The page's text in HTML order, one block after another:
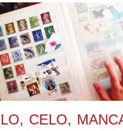
CELO,